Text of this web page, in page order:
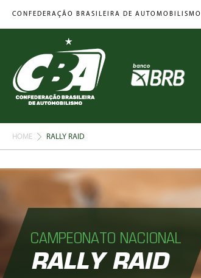
CONFEDERAÇÃO BRASILEIRA DE AUTOMOBILISMO
HOME RALLY RAID
CAMPEONATO NACIONAL
RALLY RAID